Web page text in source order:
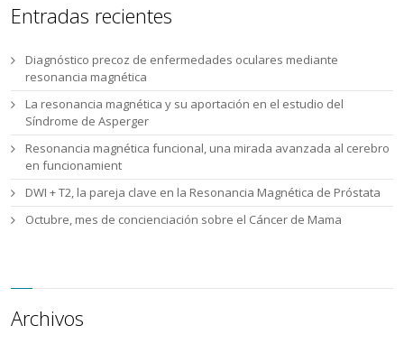
Entradas recientes
Diagnóstico precoz de enfermedades oculares mediante
resonancia magnética
La resonancia magnética y su aportación en el estudio del
Síndrome de Asperger
Resonancia magnética funcional, una mirada avanzada al cerebro
en funcionamient
DWI + T2, la pareja clave en la Resonancia Magnética de Próstata
Octubre, mes de concienciación sobre el Cáncer de Mama
Archivos